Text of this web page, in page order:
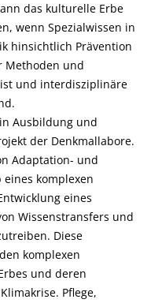
das kulturelle Erbe
wenn Spezialwissen in
hinsichtlich Prävention
Methoden und
und interdisziplinäre
Ausbildung und
der Denkmallabore.
Adaptation- und
komplexen
eines
Wissenstransfers und
Diese
komplexen
und deren
Pflege,